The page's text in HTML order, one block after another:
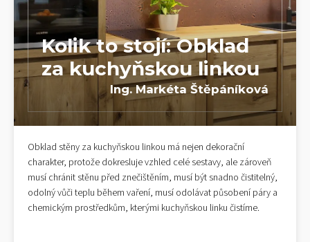
Kolik to stojí: Obklad
za kuchyňskou linkou
Ing. Markéta Štěpáníková
Obklad stěny za kuchyňskou linkou má nejen dekorační
charakter, protože dokresluje vzhled celé sestavy, ale zároveň
musí chránit stěnu před znečištěním, musí být snadno čistitelný,
odolný vůči teplu během vaření, musí odolávat působení páry a
chemickým prostředkům, kterými kuchyňskou linku čistíme.